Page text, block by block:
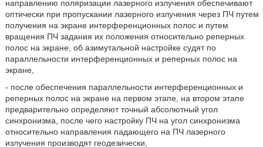
направлению поляризации лазерного излучения обеспечивают
оптически при пропускании лазерного излучения через ПЧ путем
получения на экране интерференционных полос и путем
вращения ПЧ задания их положения относительно реперных
полос на экране, об азимутальной настройке судят по
параллельности интерференционных и реперных полос на
экране,
- после обеспечения параллельности интерференционных и
реперных полос на экране на первом этапе, на втором этапе
предварительно определяют точный абсолютный угол
синхронизма, после чего настройку ПЧ на угол синхронизма
относительно направления падающего на ПЧ лазерного
излучения производят геодезически,